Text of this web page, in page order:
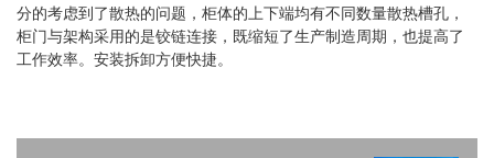
分的考虑到了散热的问题，柜体的上下端均有不同数量散热槽孔，
柜门与架构采用的是铰链连接，既缩短了生产制造周期，也提高了
工作效率。安装拆卸方便快捷。